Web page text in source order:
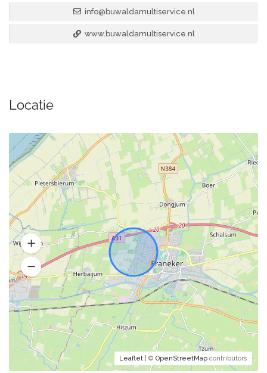
info@buwaldamultiservice.nl
www.buwaldamultiservice.nl
Locatie
Leaflet | © OpenStreetMap contributors